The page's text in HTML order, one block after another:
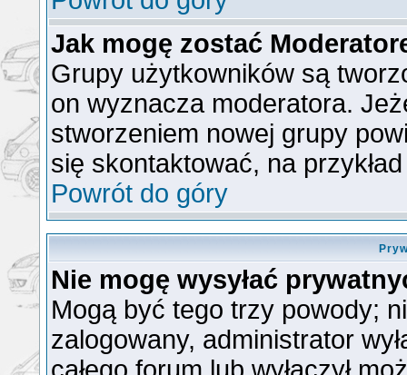
Jak mogę zostać
Grupy użytkowników są
on wyznacza moderatora.
stworzeniem nowej grupy
się skontaktować, na
Powrót do góry
Nie mogę wysyłać
Mogą być tego trzy powody;
zalogowany, administrator